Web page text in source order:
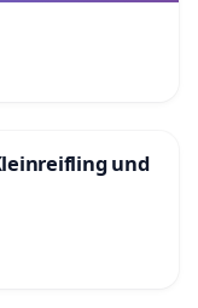
und